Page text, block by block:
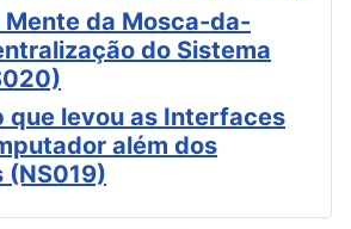
Mente da Mosca-da-
do Sistema
que levou as Interfaces
além dos
(NS019)